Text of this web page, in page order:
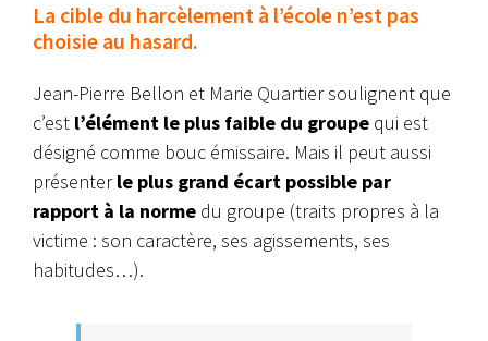
La cible du harcèlement à l’école n’est pas
choisie au hasard.
Jean-Pierre Bellon et Marie Quartier soulignent que
c’est l’élément le plus faible du groupe qui est
désigné comme bouc émissaire. Mais il peut aussi
présenterle plus grand écart possible par
rapport à la norme du groupe (traits propres à la
victime : son caractère, ses agissements, ses
habitudes…).